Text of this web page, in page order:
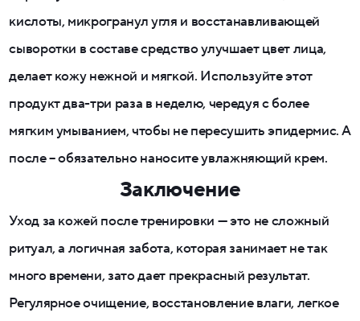
кислоты, микрогранул угля и восстанавливающей
сыворотки в составе средство улучшает цвет лица,
делает кожу нежной и мягкой. Используйте этот
продукт два-три раза в неделю, чередуя с более
мягким умыванием, чтобы не пересушить эпидермис. А
после – обязательно наносите увлажняющий крем.
Заключение
Уход за кожей после тренировки — это не сложный
ритуал, а логичная забота, которая занимает не так
много времени, зато дает прекрасный результат.
Регулярное очищение, восстановление влаги, легкое